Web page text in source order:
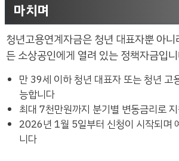
마치며
청년고용연계자금은 청년 대표자뿐 아
든 소상공인에게 열려 있는 정책자금입
만 39세 이하 청년 대표자 또는 청년 고
능합니다
최대 7천만원까지 분기별 변동금리로
2026년 1월 5일부터 신청이 시작되며
니다